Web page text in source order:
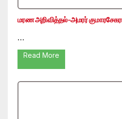
மரண அறிவித்தல்-அமரர் குமாரசேகரம்
…
Read More